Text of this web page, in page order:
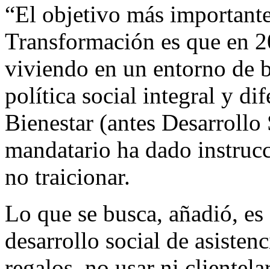
“El objetivo más
Transformación es que en
viviendo en un entorno de
política social integral y
Bienestar (antes
mandatario ha dado
no traicionar.
Lo que se busca, añadió,
desarrollo social de